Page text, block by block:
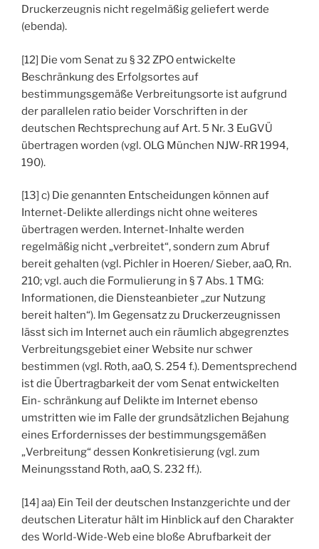
Druckerzeugnis nicht regelmäßig geliefert werde
(ebenda).
[12] Die vom Senat zu § 32 ZPO entwickelte
Beschränkung des Erfolgsortes auf
bestimmungsgemäße Verbreitungsorte ist aufgrund
der parallelen ratio beider Vorschriften in der
deutschen Rechtsprechung auf Art. 5 Nr. 3 EuGVÜ
übertragen worden (vgl. OLG München NJW-RR 1994,
190).
[13] c) Die genannten Entscheidungen können auf
Internet-Delikte allerdings nicht ohne weiteres
übertragen werden. Internet-Inhalte werden
regelmäßig nicht „verbreitet“, sondern zum Abruf
bereit gehalten (vgl. Pichler in Hoeren/ Sieber, aaO, Rn.
210; vgl. auch die Formulierung in § 7 Abs. 1 TMG:
Informationen, die Diensteanbieter „zur Nutzung
bereit halten“). Im Gegensatz zu Druckerzeugnissen
lässt sich im Internet auch ein räumlich abgegrenztes
Verbreitungsgebiet einer Website nur schwer
bestimmen (vgl. Roth, aaO, S. 254 f.). Dementsprechend
ist die Übertragbarkeit der vom Senat entwickelten
Ein- schränkung auf Delikte im Internet ebenso
umstritten wie im Falle der grundsätzlichen Bejahung
eines Erfordernisses der bestimmungsgemäßen
„Verbreitung“ dessen Konkretisierung (vgl. zum
Meinungsstand Roth, aaO, S. 232 ff.).
[14] aa) Ein Teil der deutschen Instanzgerichte und der
deutschen Literatur hält im Hinblick auf den Charakter
des World-Wide-Web eine bloße Abrufbarkeit der